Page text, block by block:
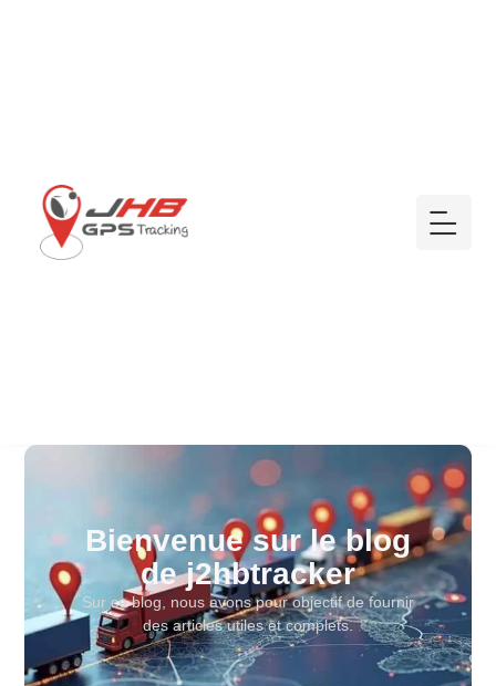
Bienvenue sur le blog
de j2hbtracker
Sur ce blog, nous avons pour objectif de fournir
des articles utiles et complets.